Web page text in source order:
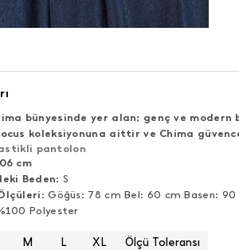
bünyesinde yer alan; genç ve
koleksiyonuna aittir ve Chima
pantolon
cm
Beden: S
: Göğüs: 78 cm Bel: 60 cm Basen: 90
Polyester
M L XL
Ölçü Toleransı